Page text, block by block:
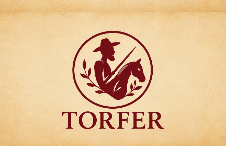
Articulos para
Regalo Torfer.